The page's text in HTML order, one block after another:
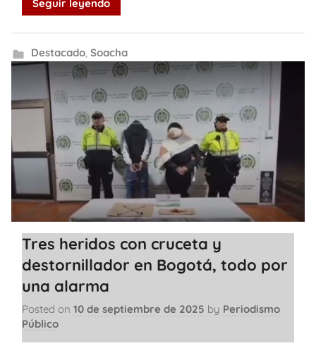
Seguir leyendo
Destacado, Soacha
Tres heridos con cruceta y
destornillador en Bogotá, todo por
una alarma
Posted on 10 de septiembre de 2025 by Periodismo
Público